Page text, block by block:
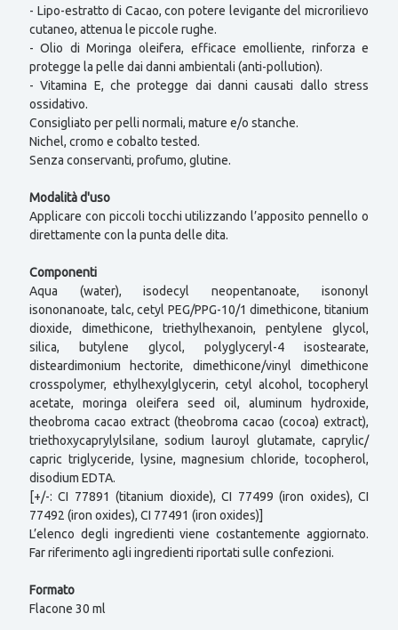
- Lipo-estratto di Cacao, con potere levigante del microrilievo
cutaneo, attenua le piccole rughe.
- Olio di Moringa oleifera, efficace emolliente, rinforza e
protegge la pelle dai danni ambientali (anti-pollution).
- Vitamina E, che protegge dai danni causati dallo stress
ossidativo.
Consigliato per pelli normali, mature e/o stanche.
Nichel, cromo e cobalto tested.
Senza conservanti, profumo, glutine.
Modalità d'uso
Applicare con piccoli tocchi utilizzando l’apposito pennello o
direttamente con la punta delle dita.
Componenti
Aqua (water), isodecyl neopentanoate, isononyl
isononanoate, talc, cetyl PEG/PPG-10/1 dimethicone, titanium
dioxide, dimethicone, triethylhexanoin, pentylene glycol,
silica, butylene glycol, polyglyceryl-4 isostearate,
disteardimonium hectorite, dimethicone/vinyl dimethicone
crosspolymer, ethylhexylglycerin, cetyl alcohol, tocopheryl
acetate, moringa oleifera seed oil, aluminum hydroxide,
theobroma cacao extract (theobroma cacao (cocoa) extract),
triethoxycaprylylsilane, sodium lauroyl glutamate, caprylic/
capric triglyceride, lysine, magnesium chloride, tocopherol,
disodium EDTA.
[+/-: CI 77891 (titanium dioxide), CI 77499 (iron oxides), CI
77492 (iron oxides), CI 77491 (iron oxides)]
L’elenco degli ingredienti viene costantemente aggiornato.
Far riferimento agli ingredienti riportati sulle confezioni.
Formato
Flacone 30 ml